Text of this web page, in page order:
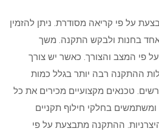
על פי קריאה מסודרת. ניתן להזמין
אחד בחנות ולבקש התקנה. משך
פי המצב והצורך. כאשר יש צורך
ההתקנה רבה יותר בגלל כמות
טכנאים מקצועיים מכירים את כל
ומשתמשים בחלקי חילוף תקניים
ההתקנה מתבצעת על פי